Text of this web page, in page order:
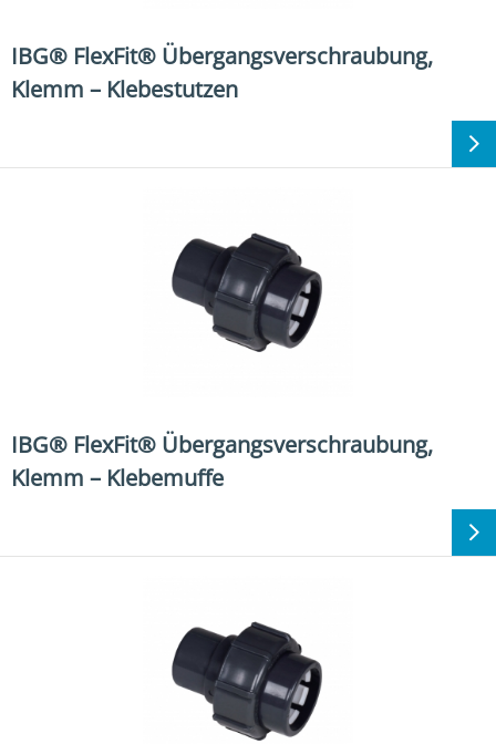
IBG® FlexFit® Übergangsverschraubung,
Klemm – Klebestutzen
IBG® FlexFit® Übergangsverschraubung,
Klemm – Klebemuffe